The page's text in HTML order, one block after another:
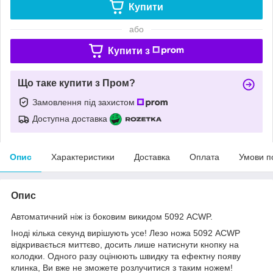
Купити
або
Купити з
Що таке купити з Пром?
Замовлення під захистом
Доступна доставка
Опис Характеристики Доставка Оплата Умови
Опис
Автоматичний ніж із боковим викидом 5092 ACWP.
Іноді кілька секунд вирішують усе! Лезо ножа 5092 ACWP
відкривається миттєво, досить лише натиснути кнопку на
колодки. Одного разу оцінюють швидку та ефектну появу
клинка, Ви вже не зможете розлучитися з таким ножем!